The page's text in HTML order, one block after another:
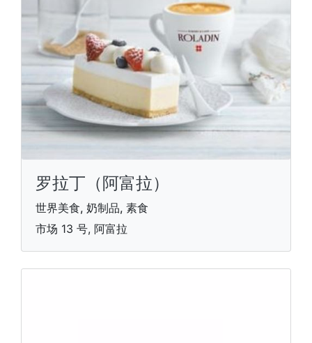
罗拉丁（阿富拉）
世界美食, 奶制品, 素食
市场 13 号, 阿富拉